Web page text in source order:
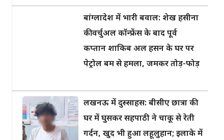
बांग्लादेश में भारी बवाल: शेख हसीना
की वर्चुअल कॉन्फ्रेंस के बाद पूर्व
कप्तान शाकिब अल हसन के घर पर
पेट्रोल बम से हमला, जमकर तोड़-फोड़
लखनऊ में दुस्साहस: बीसीए छात्रा की
घर में घुसकर सहपाठी ने चाकू से रेती
गर्दन, खुद भी हुआ लहूलुहान; इलाके में